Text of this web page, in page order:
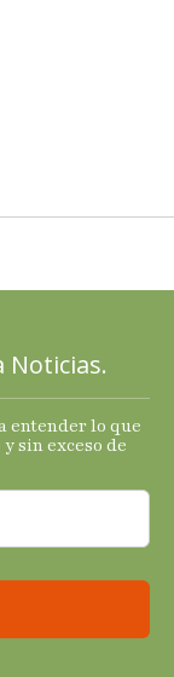
Noticias.
entender lo que
sin exceso de